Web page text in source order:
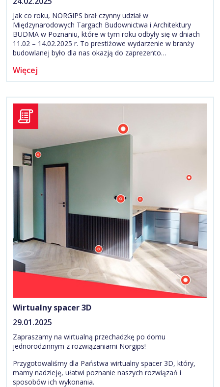
Jak co roku, NORGIPS brał czynny udział w
Międzynarodowych Targach Budownictwa i Architektury
BUDMA w Poznaniu, które w tym roku odbyły się w dniach
11.02 – 14.02.2025 r. To prestiżowe wydarzenie w branży
budowlanej było dla nas okazją do zaprezento…
Więcej
Wirtualny spacer 3D
29.01.2025
Zapraszamy na wirtualną przechadzkę po domu
jednorodzinnym z rozwiązaniami Norgips!
Przygotowaliśmy dla Państwa wirtualny spacer 3D, który,
mamy nadzieję, ułatwi poznanie naszych rozwiązań i
sposobów ich wykonania.